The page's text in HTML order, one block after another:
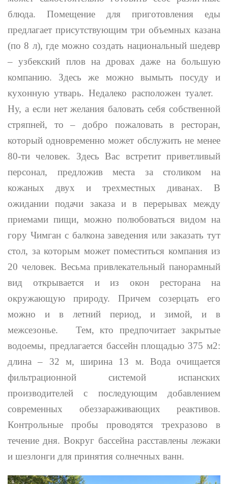
блюда. Помещение для приготовления еды
предлагает присутствующим три объемных казана
(по 8 л), где можно создать национальный шедевр
– узбекский плов на дровах даже на большую
компанию. Здесь же можно вымыть посуду и
кухонную утварь. Недалеко расположен туалет.
Ну, а если нет желания баловать себя собственной
стряпней, то – добро пожаловать в ресторан,
который одновременно может обслужить не менее
80-ти человек. Здесь Вас встретит приветливый
персонал, предложив места за столиком на
кожаных двух и трехместных диванах. В
ожидании подачи заказа и в перерывах между
приемами пищи, можно полюбоваться видом на
гору Чимган с балкона заведения или заказать тут
стол, за которым может поместиться компания из
20 человек. Весьма привлекательный панорамный
вид открывается и из окон ресторана на
окружающую природу. Причем созерцать его
можно и в летний период, и зимой, и в
межсезонье. Тем, кто предпочитает закрытые
водоемы, предлагается бассейн площадью 375 м2:
длина – 32 м, ширина 13 м. Вода очищается
фильтрационной системой испанских
производителей с последующим добавлением
современных обеззараживающих реактивов.
Контрольные пробы проводятся трехразово в
течение дня. Вокруг бассейна расставлены лежаки
и шезлонги для принятия солнечных ванн.